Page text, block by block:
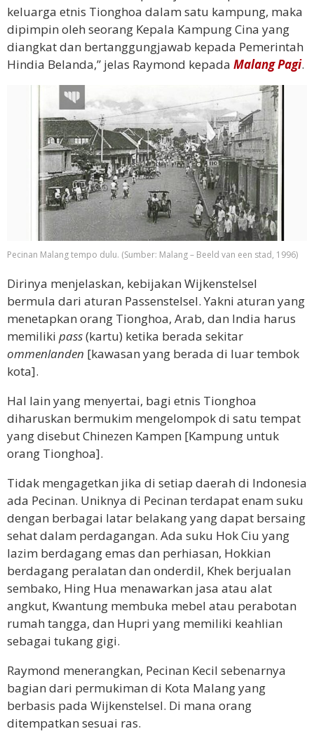
keluarga etnis Tionghoa dalam satu kampung, maka
dipimpin oleh seorang Kepala Kampung Cina yang
diangkat dan bertanggungjawab kepada Pemerintah
Hindia Belanda,” jelas Raymond kepada Malang Pagi.
Pecinan Malang tempo dulu. (Sumber: Malang – Beeld van een stad, 1996)
Dirinya menjelaskan, kebijakan Wijkenstelsel
bermula dari aturan Passenstelsel. Yakni aturan yang
menetapkan orang Tionghoa, Arab, dan India harus
memiliki pass(kartu) ketika berada sekitar
ommenlanden [kawasan yang berada di luar tembok
kota].
Hal lain yang menyertai, bagi etnis Tionghoa
diharuskan bermukim mengelompok di satu tempat
yang disebut Chinezen Kampen [Kampung untuk
orang Tionghoa].
Tidak mengagetkan jika di setiap daerah di Indonesia
ada Pecinan. Uniknya di Pecinan terdapat enam suku
dengan berbagai latar belakang yang dapat bersaing
sehat dalam perdagangan. Ada suku Hok Ciu yang
lazim berdagang emas dan perhiasan, Hokkian
berdagang peralatan dan onderdil, Khek berjualan
sembako, Hing Hua menawarkan jasa atau alat
angkut, Kwantung membuka mebel atau perabotan
rumah tangga, dan Hupri yang memiliki keahlian
sebagai tukang gigi.
Raymond menerangkan, Pecinan Kecil sebenarnya
bagian dari permukiman di Kota Malang yang
berbasis pada Wijkenstelsel. Di mana orang
ditempatkan sesuai ras.